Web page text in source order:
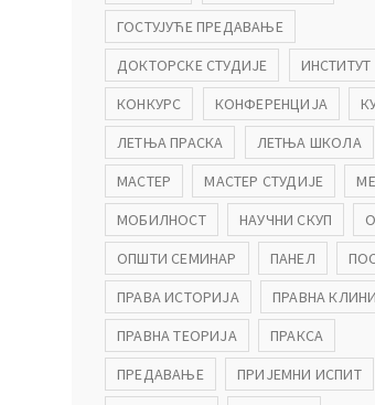
ГОСТУЈУЋЕ ПРЕДАВАЊЕ
ДОКТОРСКЕ СТУДИЈЕ
ИНСТИТУТ
КОНКУРС
КОНФЕРЕНЦИЈА
ЛЕТЊА ПРАСКА
ЛЕТЊА ШКОЛА
МАСТЕР
МАСТЕР СТУДИЈЕ
МОБИЛНОСТ
НАУЧНИ СКУП
ОПШТИ СЕМИНАР
ПАНЕЛ
ПРАВА ИСТОРИЈА
ПРАВНА
ПРАВНА ТЕОРИЈА
ПРАКСА
ПРЕДАВАЊЕ
ПРИЈЕМНИ ИСПИТ